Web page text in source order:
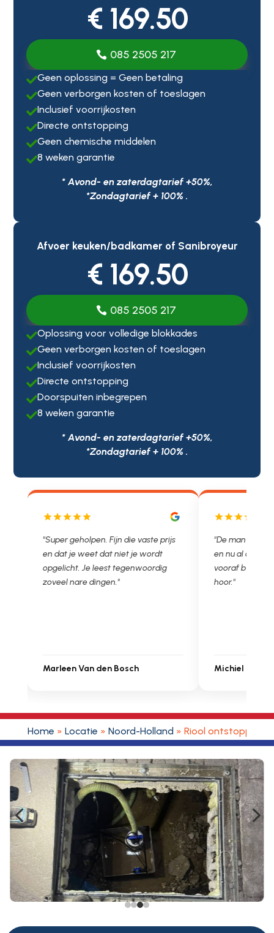
€ 169.50
085 2505 217
Geen oplossing = Geen betaling
Geen verborgen kosten of toeslagen
Inclusief voorrijkosten
Directe ontstopping
Geen chemische middelen
8 weken garantie
* Avond- en zaterdagtarief +50%,
*Zondagtarief + 100% .
Afvoer keuken/badkamer of Sanibroyeur
€ 169.50
085 2505 217
Oplossing voor volledige blokkades
Geen verborgen kosten of toeslagen
Inclusief voorrijkosten
Directe ontstopping
Doorspuiten inbegrepen
8 weken garantie
* Avond- en zaterdagtarief +50%,
*Zondagtarief + 100% .
"Super geholpen. Fijn die vaste prijs
en dat je weet dat niet je wordt
opgelicht. Je leest tegenwoordig
zoveel nare dingen."
Marleen Van den Bosch
"De man rijden net
en nu al opgelost voor
vooraf besproken
Michiel
Home » Locatie » Noord-Holland » Riool ontstoppen
4 5